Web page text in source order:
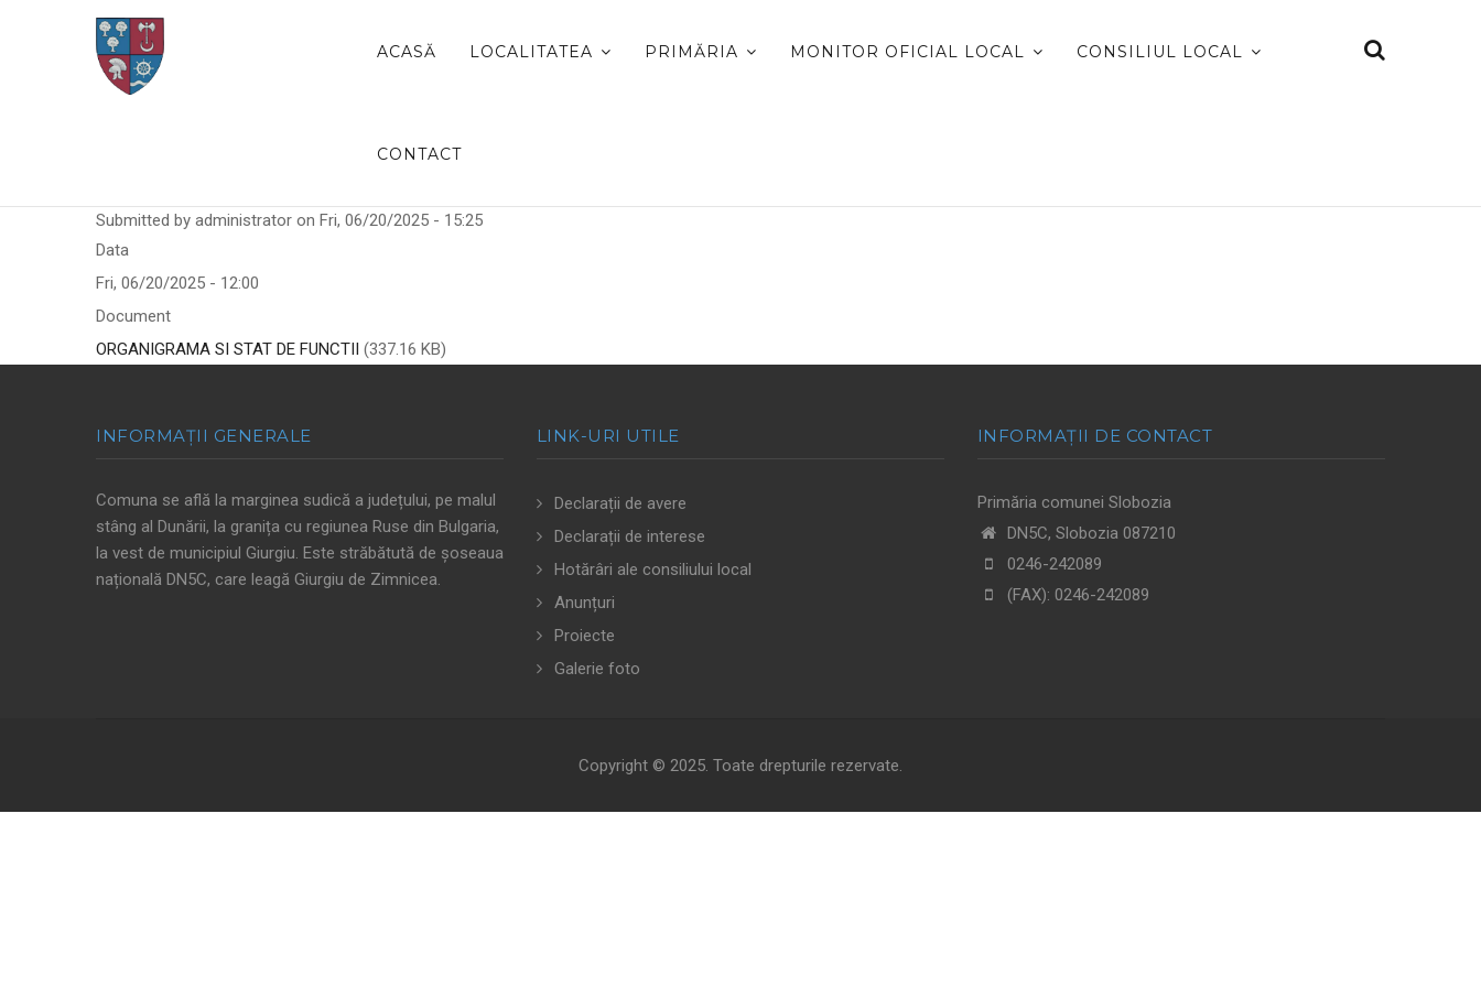
NAVIGATION
ACASĂ LOCALITATEA PRIMĂRIA MONITOR OFICIAL LOCAL CONSILIUL LOCAL
CONTACT
Submitted by administrator on Fri, 06/20/2025 - 15:25
Data
Fri, 06/20/2025 - 12:00
Document
ORGANIGRAMA SI STAT DE FUNCTII (337.16 KB)
INFORMAȚII GENERALE
Comuna se află la marginea sudică a județului, pe malul
stâng al Dunării, la granița cu regiunea Ruse din Bulgaria,
la vest de municipiul Giurgiu. Este străbătută de șoseaua
națională DN5C, care leagă Giurgiu de Zimnicea.
LINK-URI UTILE
Declarații de avere
Declarații de interese
Hotărâri ale consiliului local
Anunțuri
Proiecte
Galerie foto
INFORMAȚII DE CONTACT
Primăria comunei Slobozia
DN5C, Slobozia 087210
0246-242089
(FAX): 0246-242089
Copyright © 2025. Toate drepturile rezervate.